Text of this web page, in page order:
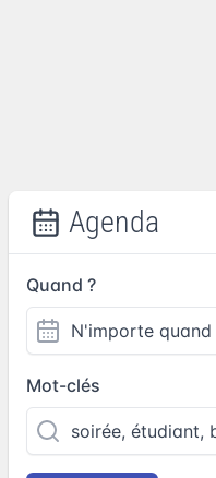
Agenda
Quand ?
Mot-clés